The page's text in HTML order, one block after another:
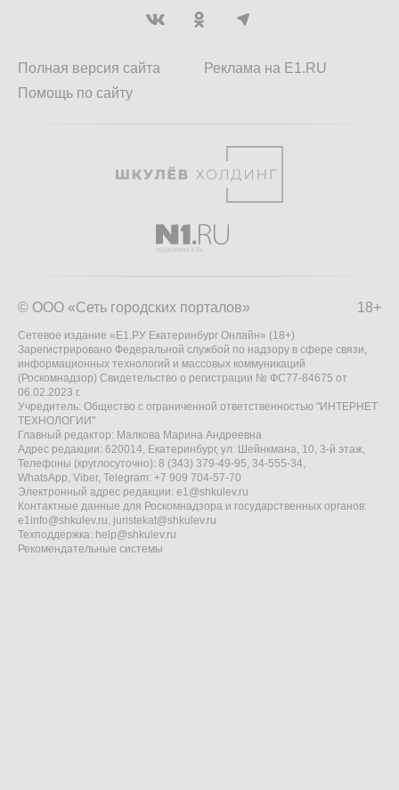
Полная версия сайта
Помощь по сайту
Реклама на E1.RU
18+
© ООО «Сеть городских порталов»
Сетевое издание «Е1.РУ Екатеринбург Онлайн» (18+)
Зарегистрировано Федеральной службой по надзору в сфере связи,
информационных технологий и массовых коммуникаций
(Роскомнадзор) Свидетельство о регистрации № ФС77-84675 от
06.02.2023 г.
Учредитель: Общество с ограниченной ответственностью "ИНТЕРНЕТ
ТЕХНОЛОГИИ"
Главный редактор: Малкова Марина Андреевна
Адрес редакции: 620014, Екатеринбург, ул. Шейнкмана, 10, 3-й этаж,
Телефоны (круглосуточно): 8 (343) 379-49-95, 34-555-34,
WhatsApp, Viber, Telegram: +7 909 704-57-70
Электронный адрес редакции: e1@shkulev.ru
Контактные данные для Роскомнадзора и государственных органов:
e1info@shkulev.ru, juristekat@shkulev.ru
Техподдержка: help@shkulev.ru
Рекомендательные системы